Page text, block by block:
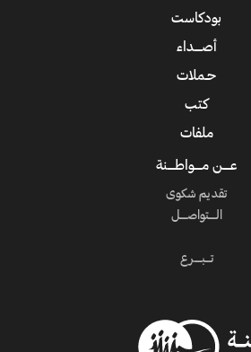
بودكاست
أصــــداء
حـملات
كتب
ملفات
عــــن مــــواطــــنة
تقديم شكوى
الــــتواصــــل
تـــبــــرع